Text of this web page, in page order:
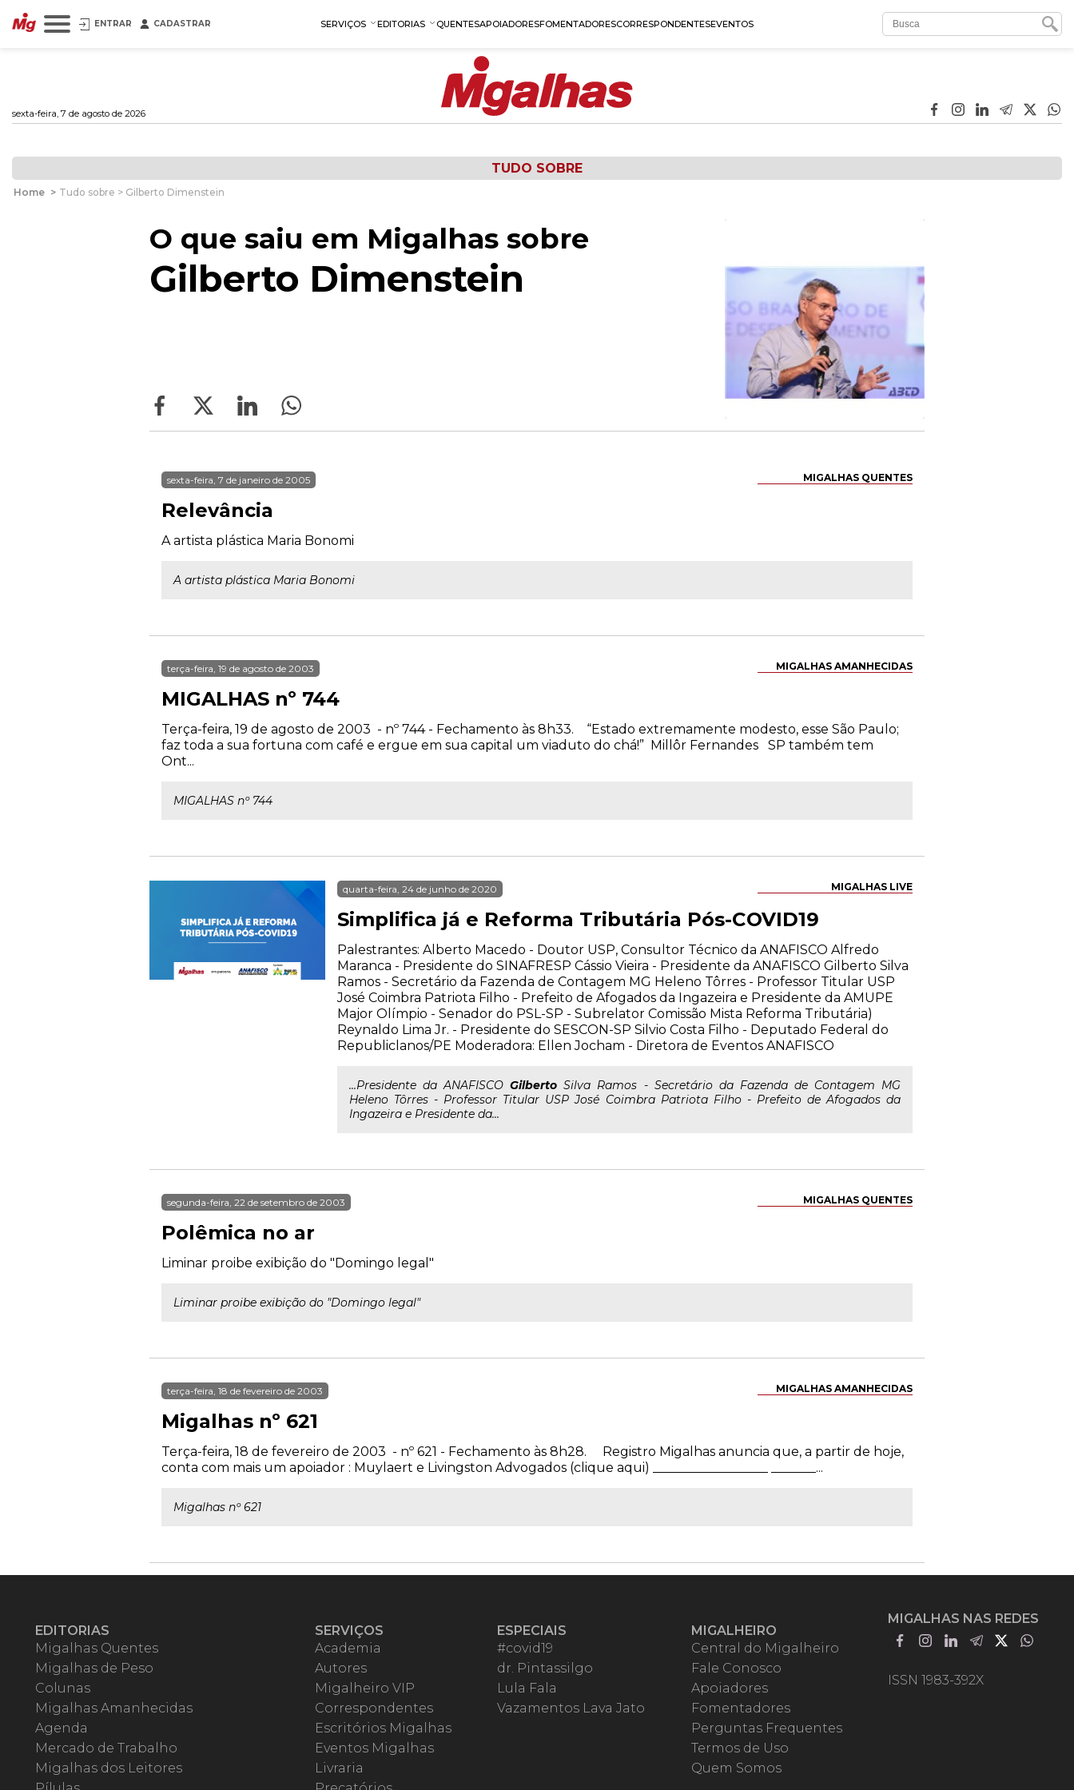
ENTRAR CADASTRAR SERVIÇOS EDITORIAS QUENTESAPOIADORESFOMENTADORESCORRESPONDENTESEVENTOS
sexta-feira, 7 de agosto de 2026
TUDO SOBRE
Home > Tudo sobre > Gilberto Dimenstein
O que saiu em Migalhas sobre
Gilberto Dimenstein
MIGALHAS QUENTES
sexta-feira, 7 de janeiro de 2005
Relevância
A artista plástica Maria Bonomi
A artista plástica Maria Bonomi
MIGALHAS AMANHECIDAS
terça-feira, 19 de agosto de 2003
MIGALHAS nº 744
Terça-feira, 19 de agosto de 2003 - nº 744 - Fechamento às 8h33. “Estado extremamente modesto, esse São Paulo;
faz toda a sua fortuna com café e ergue em sua capital um viaduto do chá!” Millôr Fernandes SP também tem
Ont...
MIGALHAS nº 744
MIGALHAS LIVE
quarta-feira, 24 de junho de 2020
Simplifica já e Reforma Tributária Pós-COVID19
Palestrantes: Alberto Macedo - Doutor USP, Consultor Técnico da ANAFISCO Alfredo
Maranca - Presidente do SINAFRESP Cássio Vieira - Presidente da ANAFISCO Gilberto Silva
Ramos - Secretário da Fazenda de Contagem MG Heleno Tôrres - Professor Titular USP
José Coimbra Patriota Filho - Prefeito de Afogados da Ingazeira e Presidente da AMUPE
Major Olímpio - Senador do PSL-SP - Subrelator Comissão Mista Reforma Tributária)
Reynaldo Lima Jr. - Presidente do SESCON-SP Silvio Costa Filho - Deputado Federal do
Republiclanos/PE Moderadora: Ellen Jocham - Diretora de Eventos ANAFISCO
...Presidente da ANAFISCOGilberto Silva Ramos - Secretário da Fazenda de Contagem MG
Heleno Tôrres - Professor Titular USP José Coimbra Patriota Filho - Prefeito de Afogados da
Ingazeira e Presidente da...
MIGALHAS QUENTES
segunda-feira, 22 de setembro de 2003
Polêmica no ar
Liminar proibe exibição do "Domingo legal"
Liminar proibe exibição do "Domingo legal"
MIGALHAS AMANHECIDAS
terça-feira, 18 de fevereiro de 2003
Migalhas nº 621
Terça-feira, 18 de fevereiro de 2003 - nº 621 - Fechamento às 8h28. Registro Migalhas anuncia que, a partir de hoje,
conta com mais um apoiador : Muylaert e Livingston Advogados (clique aqui) __________________ _______...
Migalhas nº 621
EDITORIAS
Migalhas Quentes
Migalhas de Peso
Colunas
Migalhas Amanhecidas
Agenda
Mercado de Trabalho
Migalhas dos Leitores
SERVIÇOS
Academia
Autores
Migalheiro VIP
Correspondentes
Escritórios Migalhas
Eventos Migalhas
Livraria
ESPECIAIS
#covid19
dr. Pintassilgo
Lula Fala
Vazamentos Lava Jato
MIGALHEIRO
Central do Migalheiro
Fale Conosco
Apoiadores
Fomentadores
Perguntas Frequentes
Termos de Uso
Quem Somos
MIGALHAS NAS REDES
ISSN 1983-392X